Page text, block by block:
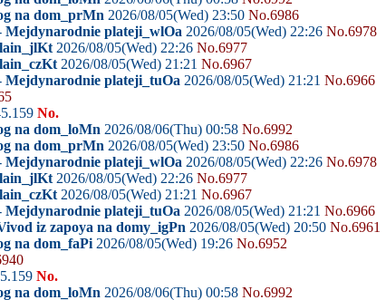
na dom_prMn 2026/08/05(Wed) 23:50 No.6986
Mejdynarodnie plateji_wlOa 2026/08/05(Wed) 22:26 No.6978
2026/08/05(Wed) 22:26 No.6977
2026/08/05(Wed) 21:21 No.6967
Mejdynarodnie plateji_tuOa 2026/08/05(Wed) 21:21 No.6966
No.
na dom_loMn 2026/08/06(Thu) 00:58 No.6992
na dom_prMn 2026/08/05(Wed) 23:50 No.6986
Mejdynarodnie plateji_wlOa 2026/08/05(Wed) 22:26 No.6978
2026/08/05(Wed) 22:26 No.6977
2026/08/05(Wed) 21:21 No.6967
Mejdynarodnie plateji_tuOa 2026/08/05(Wed) 21:21 No.6966
iz zapoya na domy_igPn 2026/08/05(Wed) 20:50 No.6961
na dom_faPi 2026/08/05(Wed) 19:26 No.6952
No.
na dom_loMn 2026/08/06(Thu) 00:58 No.6992